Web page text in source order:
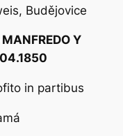
Budějovice
Y
in partibus